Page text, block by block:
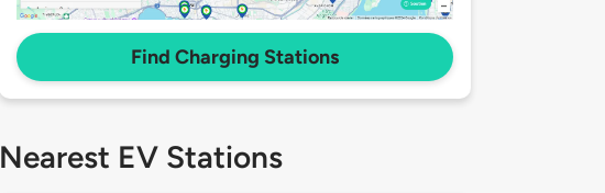
Find Charging Stations
Nearest EV Stations